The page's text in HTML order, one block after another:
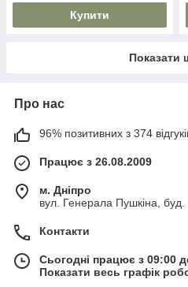
Купити
Показати
Про нас
96% позитивних з 374
Працює з 26.08.2009
м. Дніпро
вул. Генерала Пушкіна, буд.
Контакти
Сьогодні працює з 09:00
Показати весь графік